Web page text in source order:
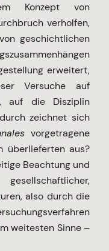
Konzept von
verholfen,
geschichtlichen
erweitert,
Versuche auf
auf die Disziplin
zeichnet sich
vorgetragene
überlieferten aus?
Beachtung und
also durch die
weitesten Sinne –